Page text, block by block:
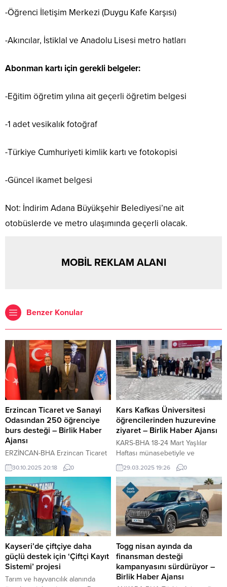
-Öğrenci İletişim Merkezi (Duygu Kafe Karşısı)
-Akıncılar, İstiklal ve Anadolu Lisesi metro hatları
Abonman kartı için gerekli belgeler:
-Eğitim öğretim yılına ait geçerli öğretim belgesi
-1 adet vesikalık fotoğraf
-Türkiye Cumhuriyeti kimlik kartı ve fotokopisi
-Güncel ikamet belgesi
Not: İndirim Adana Büyükşehir Belediyesi’ne ait
otobüslerde ve metro ulaşımında geçerli olacak.
MOBİL REKLAM ALANI
Benzer Konular
Erzincan Ticaret ve Sanayi
Odasından 250 öğrenciye
burs desteği – Birlik Haber
Ajansı
ERZİNCAN-BHA Erzincan Ticaret
ve Sanayi Odası (Erzincan TSO),
eğitime verdiği desteği bu yıl da
sürdürerek 250 üniversite
öğrencisine burs desteği sağladı.
Erzincan TSO Yönetim Kurulu
Başkanı Ahmet Tanoğlu, yeni
hizmet binası inşaatı sırasında
verdikleri “eğitime destek
sözü”nü yerine getirmenin
mutluluğunu yaşadıklarını
belirterek, “Geçtiğimiz yıl 100
öğrencimize burs vermiştik, bu
yıl...
30.10.2025 20:18 0
Kars Kafkas Üniversitesi
öğrencilerinden huzurevine
ziyaret – Birlik Haber Ajansı
KARS-BHA 18-24 Mart Yaşlılar
Haftası münasebetiyle ve
Ramazan Bayramı arifesi
nedeniyle Kafkas Üniversitesi
Atatürk Sağlık Hizmetleri Meslek
Yüksekokulu Yaşlı Bakım ve Evde
Hasta Bakım Programı öğrencileri
Kars Huzurevi’ni ziyaret ettiler.
Yaşlı ve engellilerle sohbet eden
öğrenciler, onlarla çeşitli
etkinlikler düzenleyerek hoş vakit
geçirdiler.
29.03.2025 19:26 0
Kayseri’de çiftçiye daha
güçlü destek için ‘Çiftçi Kayıt
Sistemi’ projesi
Tarım ve hayvancılık alanında
Togg nisan ayında da
finansman desteği
kampanyasını sürdürüyor –
Birlik Haber Ajansı